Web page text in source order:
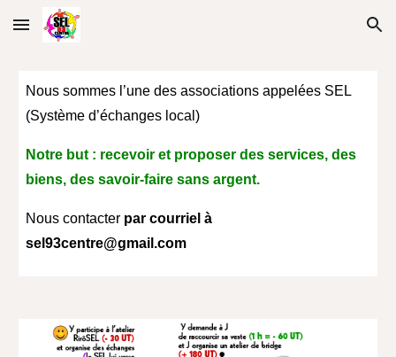
Skip to main content Skip to navigation
Nous sommes l’une des associations appelées SEL
(Système d’échanges local)
Notre but : recevoir et proposer des services, des
biens, des savoir-faire sans argent.
Nous contacter par courriel à
sel93centre@gmail.com